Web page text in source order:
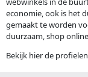
economie, ook is het
gemaakt te worden
duurzaam, shop
Bekijk hier de